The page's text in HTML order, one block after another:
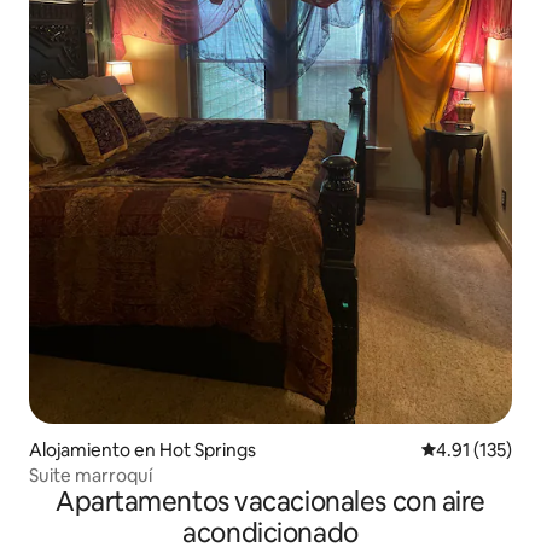
Alojamiento en Hot Springs Calificación
4.91 (135)
Suite marroquí
Apartamentos vacacionales con aire
acondicionado